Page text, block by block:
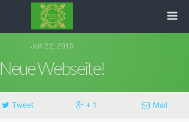
Juli 22, 2015
Neue Webseite!
Tweet + 1 Mail